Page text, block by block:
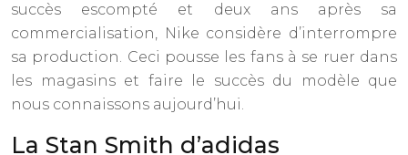
succès escompté et deux ans après sa
commercialisation, Nike considère d’interrompre
sa production. Ceci pousse les fans à se ruer dans
les magasins et faire le succès du modèle que
nous connaissons aujourd’hui.
La Stan Smith d’adidas